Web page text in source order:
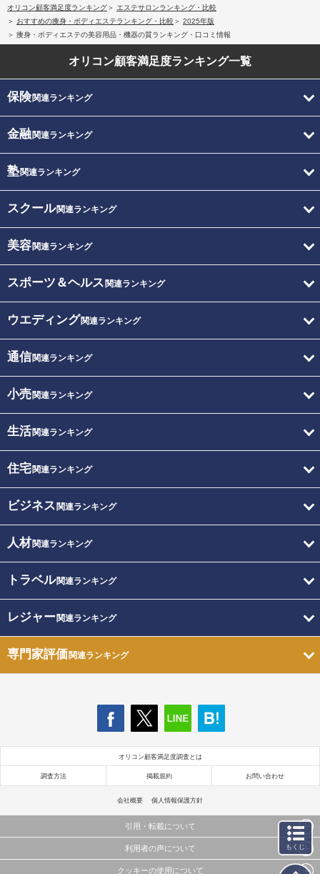
オリコン顧客満足度ランキング
エステサロンランキング・比較
おすすめの痩身・ボディエステランキング・比較
2025年版
痩身・ボディエステの美容用品・機器の質ランキング・口コミ情報
オリコン顧客満足度ランキング一覧
保険関連ランキング
金融関連ランキング
塾関連ランキング
スクール関連ランキング
美容関連ランキング
スポーツ＆ヘルス 関連ランキング
ウエディング関連ランキング
通信関連ランキング
小売関連ランキング
生活関連ランキング
住宅関連ランキング
ビジネス 関連ランキング
人材関連ランキング
トラベル関連ランキング
レジャー関連ランキング
専門家評価関連ランキング
オリコン顧客満足度調査とは
調査方法 掲載規約 お問い合わせ
会社概要 個人情報保護方針
引用・転載について
当サイトで公開されている情報（文字、写真、イラスト、画像データ等）及びこれらの配置・
利用者の声について
クッキーの使用について
もくじ